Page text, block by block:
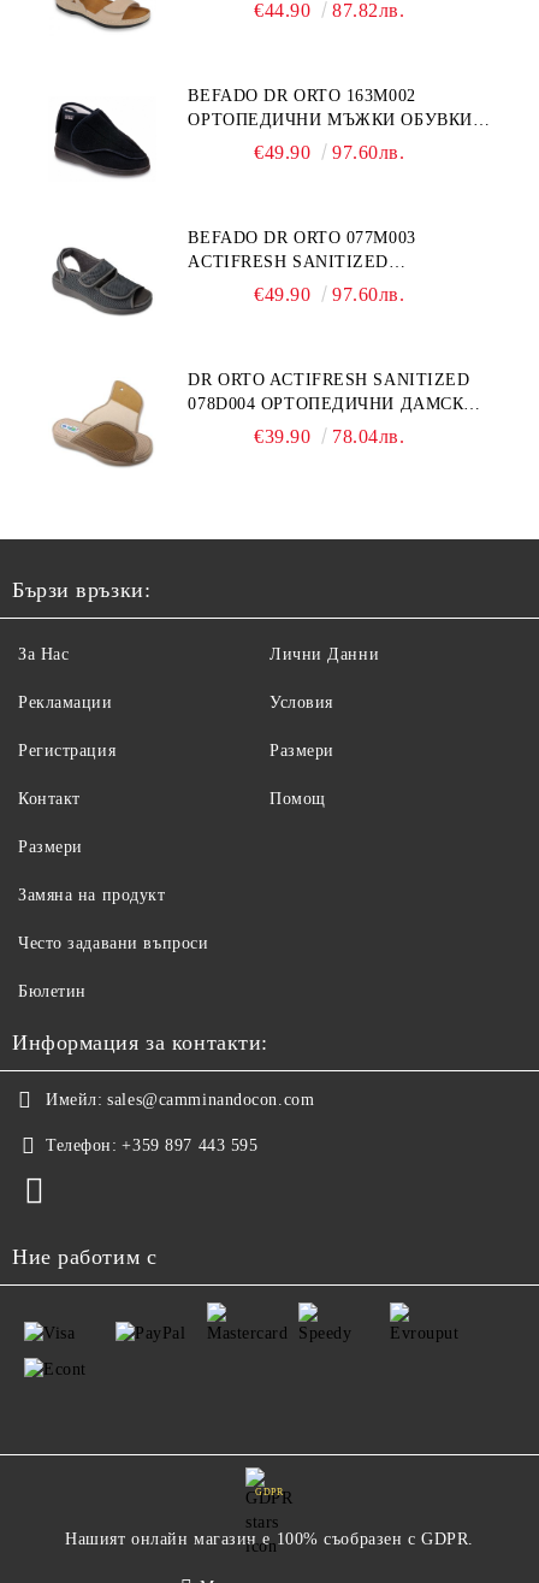
€44.90 87.82лв.
BEFADO DR ORTO 163M002
ОРТОПЕДИЧНИ МЪЖКИ ОБУВКИ
ЗА ГИПСИРАН ИЛИ СВРЪХ
€49.90 97.60лв.
BEFADO DR ORTO 077M003
ACTIFRESH SANITIZED
ОРТОПЕДИЧНИ САНДАЛИ ЗА
€49.90 97.60лв.
DR ORTO ACTIFRESH SANITIZED
078D004 ОРТОПЕДИЧНИ ДАМСКИ
ЧЕХЛИ ЗА МНОГО ОТЕКЪЛ КРАК,
€39.90 78.04лв.
Бързи връзки:
За Нас
Рекламации
Регистрация
Контакт
Лични Данни
Условия
Размери
Помощ
Размери
Замяна на продукт
Често задавани въпроси
Бюлетин
Информация за контакти:
Имейл: sales@camminandocon.com
Телефон: +359 897 443 595
Ние работим с
GDPR
Нашият онлайн магазин е 100% съобразен с GDPR.